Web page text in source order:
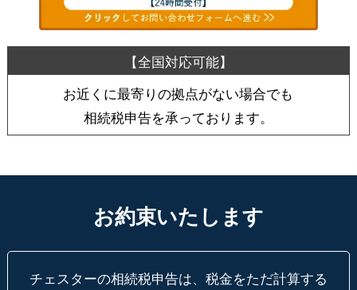
お近くに最寄りの拠点がない場合でも
相続税申告を承っております。
お約束いたします
チェスターの相続税申告は、税金をただ計算する